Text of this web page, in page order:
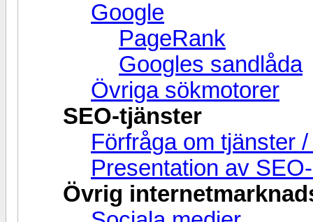
Google
PageRank
Googles sandlåda
Övriga sökmotorer
SEO-tjänster
Förfråga om tjänster
Presentation av
Övrig